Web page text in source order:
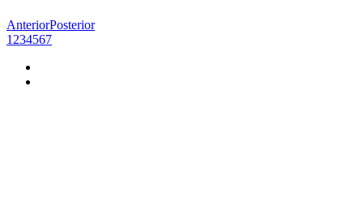
AnteriorPosterior
1 234567